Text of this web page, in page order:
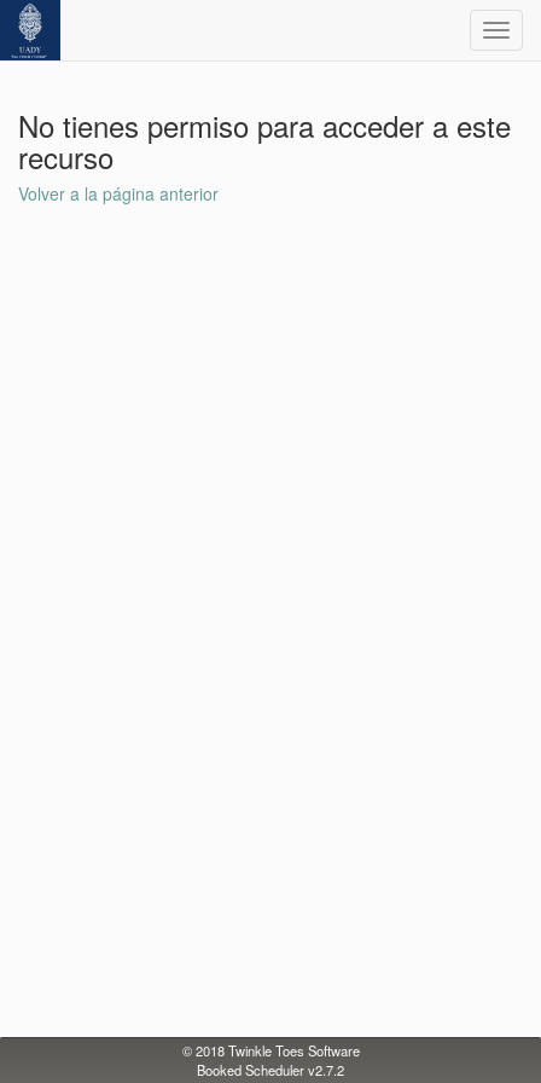
No tienes permiso para acceder a este
recurso
Volver a la página anterior
© 2018Twinkle Toes Software
Booked Scheduler v2.7.2